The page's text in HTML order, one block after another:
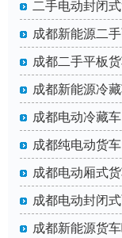
二手电动封闭
成都新能源二
成都二手平板
成都新能源冷
成都电动冷藏车
成都纯电动货车
成都电动厢式
成都电动封闭
成都新能源货